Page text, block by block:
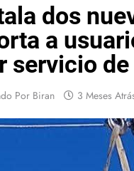
dos
a
servicio
Por Biran 3 Meses